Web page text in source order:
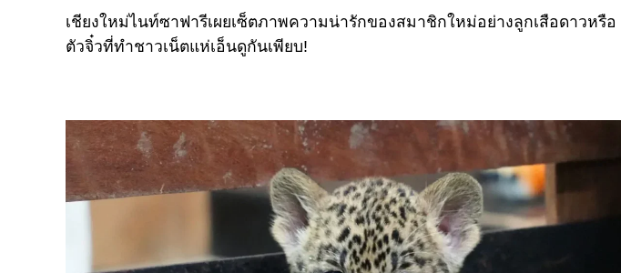
เชียงใหม่ไนท์ซาฟารีเผยเซ็ตภาพความน่ารักของสมาชิกใหม่อย่างลูกเสือดาวหรือ
ตัวจิ๋วที่ทำชาวเน็ตแห่เอ็นดูกันเพียบ!